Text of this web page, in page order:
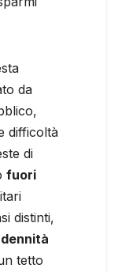
da
difficoltà
di
fuori
distinti,
tetto